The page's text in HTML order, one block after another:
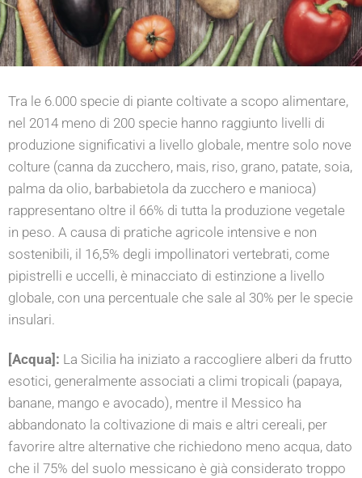
Tra le 6.000 specie di piante coltivate a scopo alimentare,
nel 2014 meno di 200 specie hanno raggiunto livelli di
produzione significativi a livello globale, mentre solo nove
colture (canna da zucchero, mais, riso, grano, patate, soia,
palma da olio, barbabietola da zucchero e manioca)
rappresentano oltre il 66% di tutta la produzione vegetale
in peso. A causa di pratiche agricole intensive e non
sostenibili, il 16,5% degli impollinatori vertebrati, come
pipistrelli e uccelli, è minacciato di estinzione a livello
globale, con una percentuale che sale al 30% per le specie
insulari.
[Acqua]: La Sicilia ha iniziato a raccogliere alberi da frutto
esotici, generalmente associati a climi tropicali (papaya,
banane, mango e avocado), mentre il Messico ha
abbandonato la coltivazione di mais e altri cereali, per
favorire altre alternative che richiedono meno acqua, dato
che il 75% del suolo messicano è già considerato troppo